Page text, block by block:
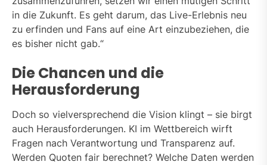
in die Zukunft. Es geht darum, das Live-Erlebnis neu
zu erfinden und Fans auf eine Art einzubeziehen, die
es bisher nicht gab.“
Die Chancen und die
Herausforderung
Doch so vielversprechend die Vision klingt – sie birgt
auch Herausforderungen. KI im Wettbereich wirft
Fragen nach Verantwortung und Transparenz auf.
Werden Quoten fair berechnet? Welche Daten werden